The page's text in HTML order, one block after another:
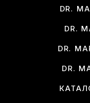
DR.
DR.
DR.
DR.